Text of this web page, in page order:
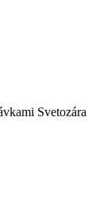
Svetozára